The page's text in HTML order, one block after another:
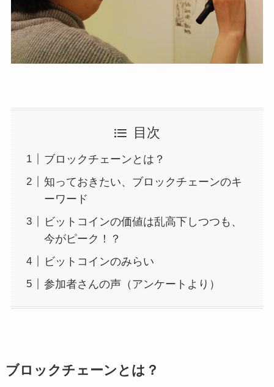
目次
ブロックチェーンとは？
知っておきたい、ブロックチェーンのキ
ーワード
ビットコインの価値は乱高下しつつも、
今がピーク！？
ビットコインのみらい
参加者さんの声（アンケートより）
ブロックチェーンとは？